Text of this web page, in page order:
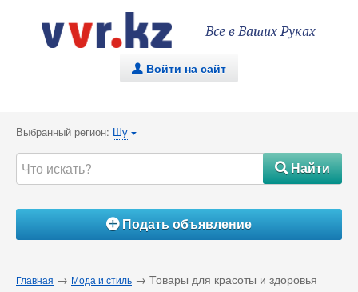
Все в Ваших Руках
. Войти на сайт
Выбранный регион: Шу {
#Найти
ÁПодать объявление
Главная → Мода и стиль → Товары для красоты и здоровья